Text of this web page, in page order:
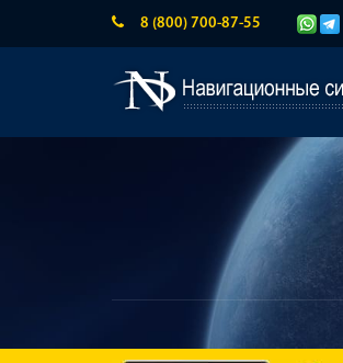
8 (800) 700-87-55